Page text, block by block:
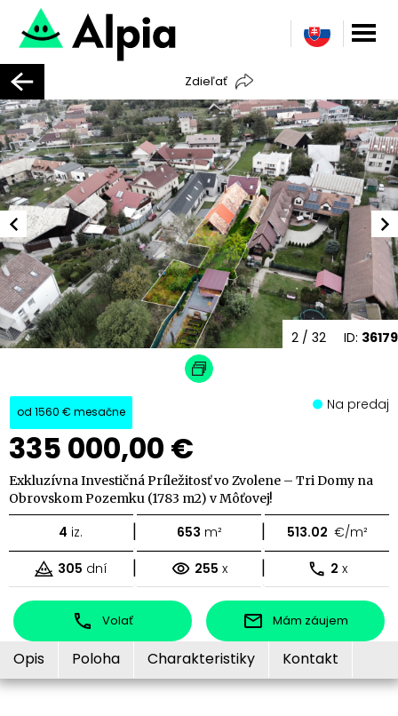
Zdieľať
ID: 36179
2 / 32
od 1560 € mesačne
335 000,00 €
Na predaj
Exkluzívna Investičná Príležitosť vo Zvolene – Tri Domy na
Obrovskom Pozemku (1783 m2) v Môťovej!
4 iz. | 653 m² | 513.02 €/m²
305 dní | 255 x | 2 x
Volať Mám záujem
Opis Poloha Charakteristiky Kontakt